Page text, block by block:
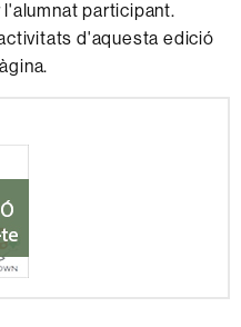
participant.
d'aquesta edició